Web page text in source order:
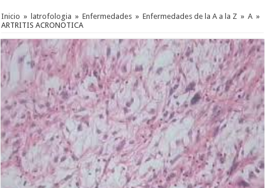
Inicio » latrofologia » Enfermedades » Enfermedades de la A a la Z » A »
ARTRITIS ACRONOTICA